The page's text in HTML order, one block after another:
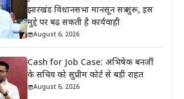
झारखंड विधानसभा मानसून सत्र शुरू, इस
मुद्दे पर बढ़ सकती है कार्यवाही
August 6, 2026
Cash for Job Case: अभिषेक बनर्जी
के सचिव को सुप्रीम कोर्ट से बड़ी राहत
August 6, 2026